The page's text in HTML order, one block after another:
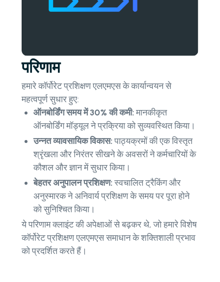
परिणाम
हमारे कॉर्पोरेट प्रशिक्षण एलएमएस के कार्यान्वयन से
महत्वपूर्ण सुधार हुए:
ऑनबोर्डिंग समय में 30% की कमी:मानकीकृत
ऑनबोर्डिंग मॉड्यूल ने प्रक्रिया को सुव्यवस्थित किया।
उन्नत व्यावसायिक विकास:पाठ्यक्रमों की एक विस्तृत
श्रृंखला और निरंतर सीखने के अवसरों ने कर्मचारियों के
कौशल और ज्ञान में सुधार किया।
बेहतर अनुपालन प्रशिक्षण:स्वचालित ट्रैकिंग और
अनुस्मारक ने अनिवार्य प्रशिक्षण के समय पर पूरा होने
को सुनिश्चित किया।
ये परिणाम क्लाइंट की अपेक्षाओं से बढ़कर थे, जो हमारे विशेष
कॉर्पोरेट प्रशिक्षण एलएमएस समाधान के शक्तिशाली प्रभाव
को प्रदर्शित करते हैं।